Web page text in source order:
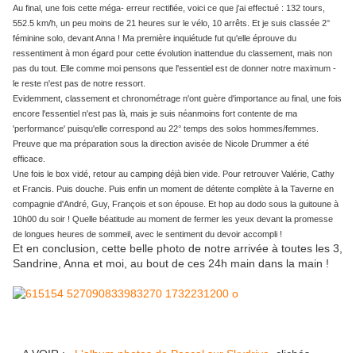
Au final, une fois cette méga- erreur rectifiée, voici ce que j'ai effectué : 132 tours,
552.5 km/h, un peu moins de 21 heures sur le vélo, 10 arrêts. Et je suis classée 2°
féminine solo, devant Anna ! Ma première inquiétude fut qu'elle éprouve du
ressentiment à mon égard pour cette évolution inattendue du classement, mais non
pas du tout. Elle comme moi pensons que l'essentiel est de donner notre maximum -
le reste n'est pas de notre ressort.
Evidemment, classement et chronométrage n'ont guère d'importance au final, une fois
encore l'essentiel n'est pas là, mais je suis néanmoins fort contente de ma
'performance' puisqu'elle correspond au 22° temps des solos hommes/femmes.
Preuve que ma préparation sous la direction avisée de Nicole Drummer a été
efficace.
Une fois le box vidé, retour au camping déjà bien vide. Pour retrouver Valérie, Cathy
et Francis. Puis douche. Puis enfin un moment de détente complète à la Taverne en
compagnie d'André, Guy, François et son épouse. Et hop au dodo sous la guitoune à
10h00 du soir ! Quelle béatitude au moment de fermer les yeux devant la promesse
de longues heures de sommeil, avec le sentiment du devoir accompli !
Et en conclusion, cette belle photo de notre arrivée à toutes les 3,
Sandrine, Anna et moi, au bout de ces 24h main dans la main !